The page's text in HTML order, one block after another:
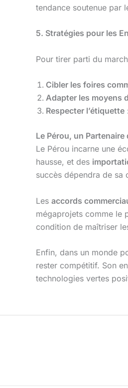
tendance soutenue par
5. Stratégies pour les
Pour tirer parti du
Cibler les foires
Adapter les moyens
Respecter l’étiquette
Le Pérou, un
Le Pérou incarne une
hausse, et des
succès dépendra de sa
Les accords
mégaprojets comme le
condition de maîtriser
Enfin, dans un monde
rester compétitif. Son
technologies vertes